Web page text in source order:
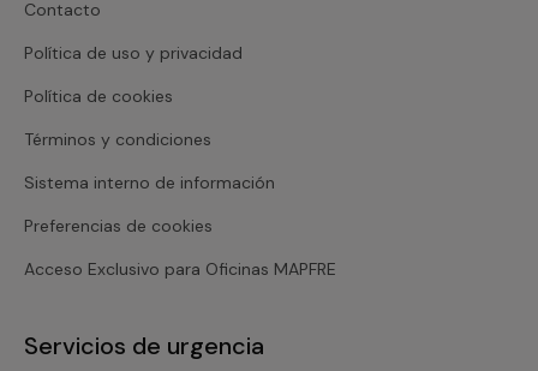
Contacto
Política de uso y privacidad
Política de cookies
Términos y condiciones
Sistema interno de información
Preferencias de cookies
Acceso Exclusivo para Oficinas MAPFRE
Servicios de urgencia